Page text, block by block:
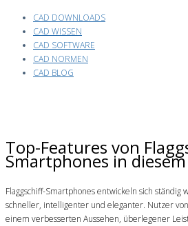
CAD DOWNLOADS
CAD WISSEN
CAD SOFTWARE
CAD NORMEN
CAD BLOG
Top-Features von
Smartphones in diesem
Flaggschiff-Smartphones entwickeln sich ständig
schneller, intelligenter und eleganter. Nutzer
einem verbesserten Aussehen, überlegener